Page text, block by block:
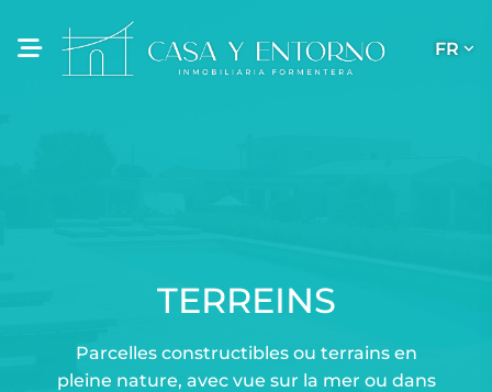
FR
TERREINS
Parcelles constructibles ou terrains en
pleine nature, avec vue sur la mer ou dans